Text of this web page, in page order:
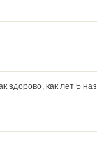
здорово, как лет 5